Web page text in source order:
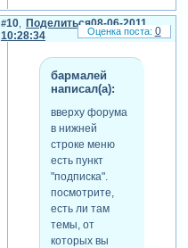
(job) - программисты меня
поймут.
Поделиться
10
08-06-2011
10:28:34
бармалей
написал(а):
вверху форума
в нижней
строке меню
есть пункт
"подписка".
посмотрите,
есть ли там
темы, от
которых вы
0